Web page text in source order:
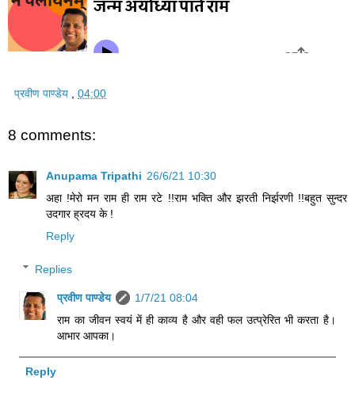
प्रवीण पाण्डेय 04:00
8 comments:
Anupama Tripathi 26/6/21 10:30
अहा !मेरो मन राम ही राम रटे !!राम भक्ति और झरती निर्झरणी !!बहुत सुन्दर
उदगार ह्रदय के !
Reply
Replies
प्रवीण पाण्डेय
1/7/21 08:04
राम का जीवन स्वयं में ही काव्य है और वही फल उत्प्रेरित भी करता है।
आभार आपका।
Reply